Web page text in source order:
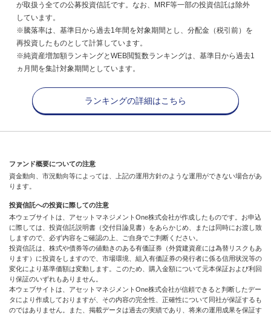
が取扱う全ての公募投資信託です。なお、MRF等一部の投資信託は除外
しています。
※騰落率は、基準日から過去1年間を対象期間とし、分配金（税引前）を
再投資したものとして計算しています。
※純資産増加額ランキングとWEB閲覧数ランキングは、基準日から過去1
ヵ月間を集計対象期間としています。
ランキングの詳細はこちら
ファンド概要についての注意
資金動向、市況動向等によっては、上記の運用方針のような運用ができない場合があ
ります。
投資信託への投資に際しての注意
本ウェブサイトは、アセットマネジメントOne株式会社が作成したものです。お申込
に際しては、投資信託説明書（交付目論見書）をあらかじめ、または同時にお渡し致
しますので、必ず内容をご確認の上、ご自身でご判断ください。
投資信託は、株式や債券等の値動きのある有価証券（外貨建資産には為替リスクもあ
ります）に投資をしますので、市場環境、組入有価証券の発行者に係る信用状況等の
変化により基準価額は変動します。このため、購入金額について元本保証および利回
り保証のいずれもありません。
本ウェブサイトは、アセットマネジメントOne株式会社が信頼できると判断したデー
タにより作成しておりますが、その内容の完全性、正確性について同社が保証するも
のではありません。また、掲載データは過去の実績であり、将来の運用成果を保証す